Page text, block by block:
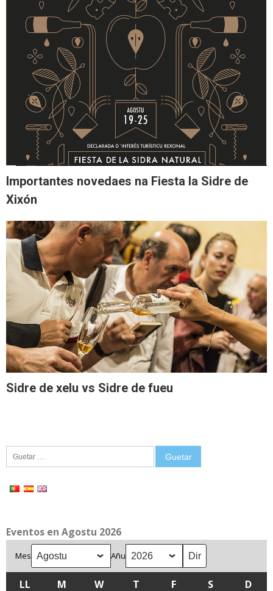
Importantes novedaes na Fiesta la Sidre de
Xixón
Sidre de xelu vs Sidre de fueu
Eventos en Agostu 2026
Mes Añu
LL LLUNES
M MARTES
WMIÉRCOLES
T XUEVESFVIENRES
S SÁBADU
D